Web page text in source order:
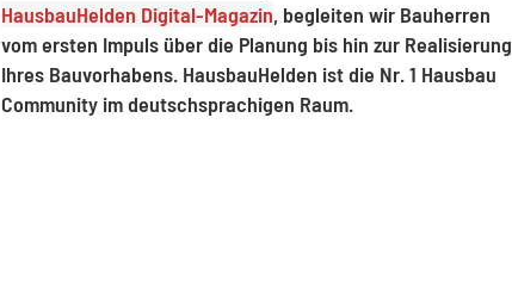
HausbauHelden Digital-Magazin, begleiten wir Bauherren
vom ersten Impuls über die Planung bis hin zur Realisierung
Ihres Bauvorhabens. HausbauHelden ist die Nr. 1 Hausbau
Community im deutschsprachigen Raum.